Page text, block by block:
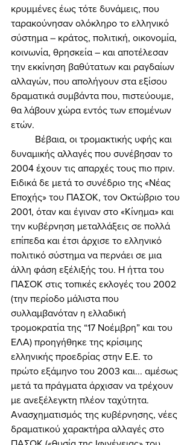
κρυμμένες έως τότε δυνάμεις, που
ταρακούνησαν ολόκληρο το ελληνικό
σύστημα – κράτος, πολιτική, οικονομία,
κοινωνία, θρησκεία – και αποτέλεσαν
την εκκίνηση βαθύτατων και ραγδαίων
αλλαγών, που απολήγουν στα εξίσου
δραματικά συμβάντα που, πιστεύουμε,
θα λάβουν χώρα εντός των επομένων
ετών.
δυναμικής αλλαγές που συνέβησαν το
2004 έχουν τις απαρχές τους πιο πριν.
Ειδικά δε μετά το συνέδριο της «Νέας
Εποχής» του ΠΑΣΟΚ, τον Οκτώβριο του
2001, όταν και έγιναν στο «Κίνημα» και
την κυβέρνηση μεταλλάξεις σε πολλά
επίπεδα και έτσι άρχισε το ελληνικό
πολιτικό σύστημα να περνάει σε μια
άλλη φάση εξέλιξής του. Η ήττα του
ΠΑΣΟΚ στις τοπικές εκλογές του 2002
(την περίοδο μάλιστα που
συλλαμβανόταν η ελλαδική
τρομοκρατία της “17 Νοέμβρη” και του
ΕΛΑ) προηγήθηκε της κρίσιμης
ελληνικής προεδρίας στην Ε.Ε. το
πρώτο εξάμηνο του 2003 και... αμέσως
μετά τα πράγματα άρχισαν να τρέχουν
με ανεξέλεγκτη πλέον ταχύτητα.
Ανασχηματισμός της κυβέρνησης, νέες
δραματικού χαρακτήρα αλλαγές στο